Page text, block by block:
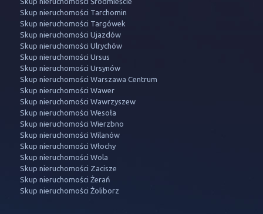
Skup nieruchomości Tarchomin
Skup nieruchomości Targówek
Skup nieruchomości Ujazdów
Skup nieruchomości Ulrychów
Skup nieruchomości Ursus
Skup nieruchomości Ursynów
Skup nieruchomości Warszawa Centrum
Skup nieruchomości Wawer
Skup nieruchomości Wawrzyszew
Skup nieruchomości Wesoła
Skup nieruchomości Wierzbno
Skup nieruchomości Wilanów
Skup nieruchomości Włochy
Skup nieruchomości Wola
Skup nieruchomości Zacisze
Skup nieruchomości Żerań
Skup nieruchomości Żoliborz